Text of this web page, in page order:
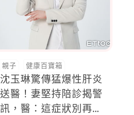
親子 健康百寶箱
沈玉琳驚傳猛爆性肝炎
送醫！妻堅持陪診揭警
訊，醫：這症狀別再誤